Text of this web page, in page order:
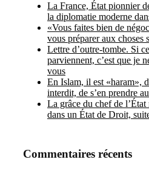
La France, État pionnier
la diplomatie moderne
«Vous faites bien de
vous préparer aux choses
Lettre d’outre-tombe. Si
parviennent, c’est que je
vous
En Islam, il est «haram»,
interdit, de s’en prendre
La grâce du chef de l’État
dans un État de Droit,
Commentaires récents